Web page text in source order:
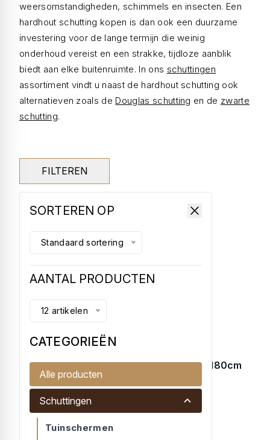
weersomstandigheden, schimmels en insecten. Een
hardhout schutting kopen is dan ook een duurzame
investering voor de lange termijn die weinig
onderhoud vereist en een strakke, tijdloze aanblik
biedt aan elke buitenruimte. In ons schuttingen
assortiment vindt u naast de hardhout schutting ook
alternatieven zoals de Douglas schutting en de zwarte
schutting.
SORTEREN OP
Standaard sortering
AANTAL PRODUCTEN
12 artikelen
CATEGORIEËN
Alle producten
Schuttingen
Tuinschermen
FILTEREN
Gaaselement met hardhout kader 180x180cm
Gaasscherm met kader 44x68/robuust...
€ 129,75